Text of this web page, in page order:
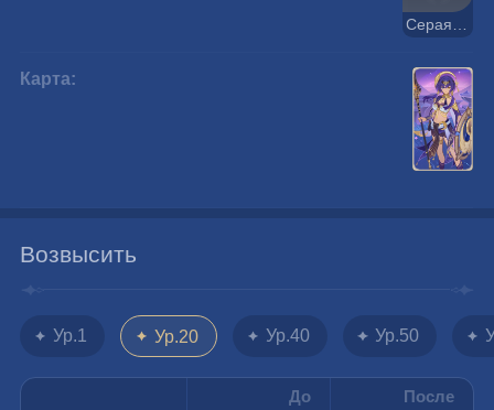
Серая цапля
Карта:
Возвысить
Ур.1 Ур.20 Ур.40 Ур.50
До
После